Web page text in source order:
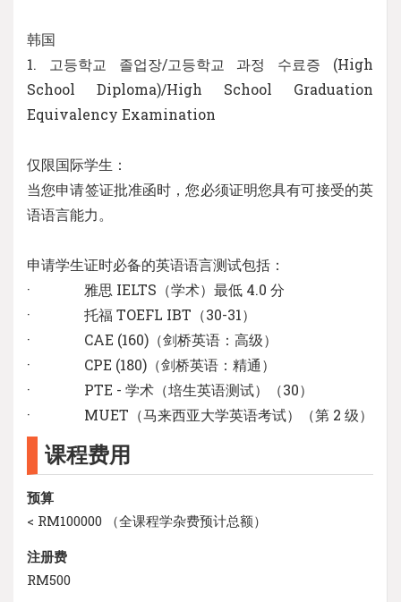
韩国
1. 고등학교 졸업장/고등학교 과정 수료증 (High
School Diploma)/High School Graduation
Equivalency Examination
仅限国际学生：
当您申请签证批准函时，您必须证明您具有可接受的英
语语言能力。
申请学生证时必备的英语语言测试包括：
· 雅思 IELTS（学术）最低 4.0 分
· 托福 TOEFL IBT（30-31）
· CAE (160)（剑桥英语：高级）
· CPE (180)（剑桥英语：精通）
· PTE - 学术（培生英语测试）（30）
· MUET（马来西亚大学英语考试）（第 2 级）
课程费用
预算
< RM100000 （全课程学杂费预计总额）
注册费
RM500